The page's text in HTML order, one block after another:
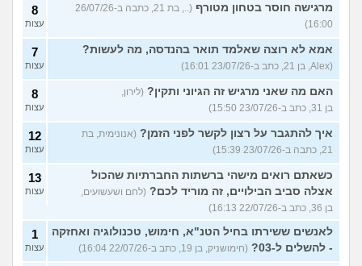
מרגישה חוסר בטחון מטורף
(.., בת 21, כתבה ב-26/07/26
16:00)
8
עצות
אמא לא רוצה שאלמד תואר בהנדסה, מה לעשות?
(Alex, בן 21, כתב ב-23/07/26 16:01)
7
עצות
האם מה שאני מרגיש זה הגיוני ותקין? (לירון,
בן 31, כתב ב-23/07/26 15:50)
8
עצות
איך להתגבר על רצון לקשר לפני הזמן? (אנונימית, בת
21, כתבה ב-23/07/26 15:39)
12
עצות
כשאתם רואים מישהי ברשתות החברתיות שהכול
אצלה סביב הבילויים, זה מוריד לכם? (לחם ושעשועים,
בן 36, כתב ב-22/07/26 16:13)
13
עצות
לאנשים ששירתו בחיל הטנ"א, חימוש, טכנולוגיה ואחזקה
- להשלים ל-03?
(חימושניק, בן 19, כתב ב-22/07/26 16:04)
1
עצות